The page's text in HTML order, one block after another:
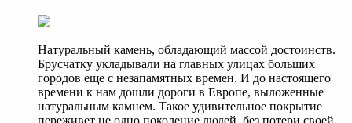
Натуральный камень, обладающий массой достоинств.
Брусчатку укладывали на главных улицах больших
городов еще с незапамятных времен. И до настоящего
времени к нам дошли дороги в Европе, выложенные
натуральным камнем. Такое удивительное покрытие
переживет не одно поколение людей, без потери своей